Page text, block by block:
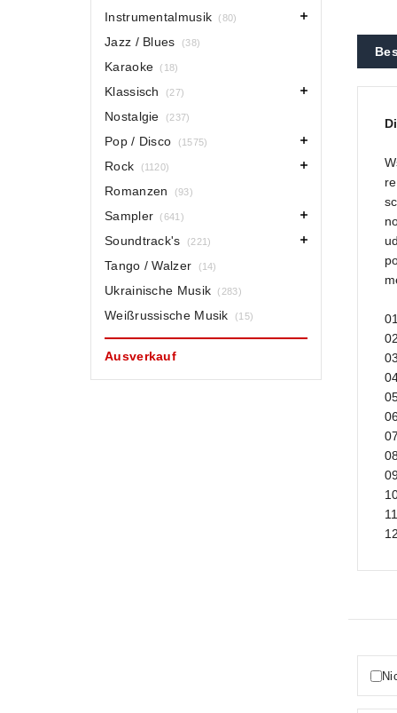
Instrumentalmusik (80)
Jazz / Blues (38)
Karaoke (18)
Klassisch (27)
Nostalgie (237)
Pop / Disco (1575)
Rock (1120)
Romanzen (93)
Sampler (641)
Soundtrack's (221)
Tango / Walzer (14)
Ukrainische Musik (283)
Weißrussische Musik (15)
Ausverkauf